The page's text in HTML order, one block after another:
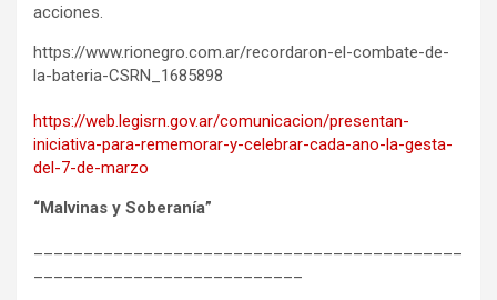
acciones.
https://www.rionegro.com.ar/recordaron-el-combate-de-
la-bateria-CSRN_1685898
https://web.legisrn.gov.ar/comunicacion/presentan-
iniciativa-para-rememorar-y-celebrar-cada-ano-la-gesta-
del-7-de-marzo
“Malvinas y Soberanía”